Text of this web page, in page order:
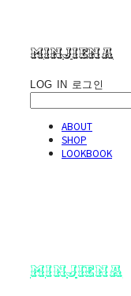
minjiena
LOG IN 로그인
ABOUT
SHOP
LOOKBOOK
minjiena